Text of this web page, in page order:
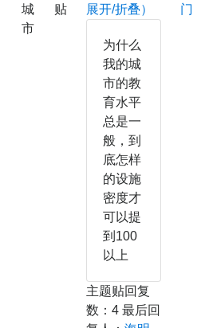
城
市
贴
展开/折叠）
为什么
我的城
市的教
育水平
总是一
般，到
底怎样
的设施
密度才
可以提
到100
以上
主题贴回复
数：4 最后回
门